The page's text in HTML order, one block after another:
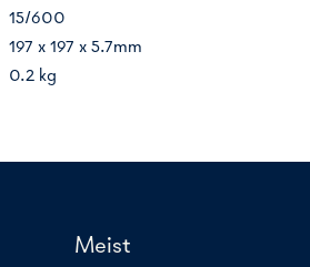
15/600
197 x 197 x 5.7mm
0.2 kg
Meist